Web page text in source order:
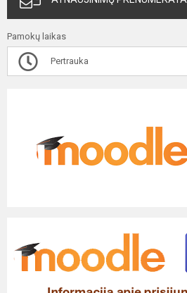
Pamokų laikas
Pertrauka